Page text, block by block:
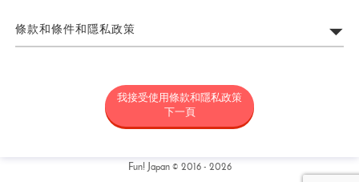
條款和條件和隱私政策
所謂「FUN! JAPAN」是以藉由將日本商品或服務介紹給各位亞洲消
費者，令各位對日本產生興趣為目的，為營運FUN! JAPAN網站（包
括但不限於以fun-japan.jp/tw為網域之網站。以下簡稱「本網
限資料提供以及社群媒體。）或提供其他相關服務之專案統稱（以
我接受使用條款和隱私政策
下一頁
Fun! Japan © 2016 - 2026